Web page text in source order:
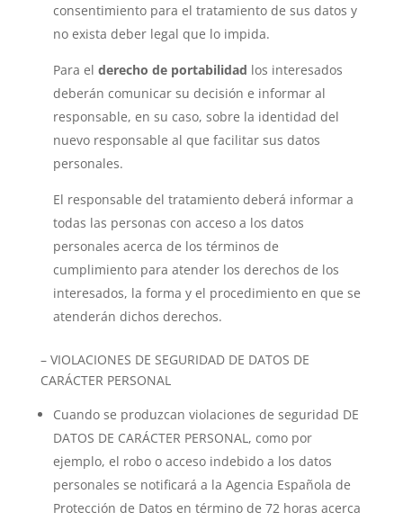
consentimiento para el tratamiento de sus datos y
no exista deber legal que lo impida.
Para el derecho de portabilidad los interesados
deberán comunicar su decisión e informar al
responsable, en su caso, sobre la identidad del
nuevo responsable al que facilitar sus datos
personales.
El responsable del tratamiento deberá informar a
todas las personas con acceso a los datos
personales acerca de los términos de
cumplimiento para atender los derechos de los
interesados, la forma y el procedimiento en que se
atenderán dichos derechos.
– VIOLACIONES DE SEGURIDAD DE DATOS DE
CARÁCTER PERSONAL
Cuando se produzcan violaciones de seguridad DE
DATOS DE CARÁCTER PERSONAL, como por
ejemplo, el robo o acceso indebido a los datos
personales se notificará a la Agencia Española de
Protección de Datos en término de 72 horas acerca